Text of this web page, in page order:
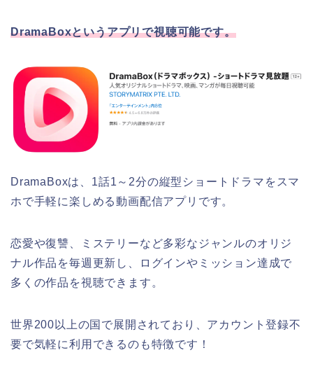
DramaBoxというアプリで視聴可能です。
DramaBoxは、1話1～2分の縦型ショートドラマをスマ
ホで手軽に楽しめる動画配信アプリです。
恋愛や復讐、ミステリーなど多彩なジャンルのオリジ
ナル作品を毎週更新し、ログインやミッション達成で
多くの作品を視聴できます。
世界200以上の国で展開されており、アカウント登録不
要で気軽に利用できるのも特徴です！